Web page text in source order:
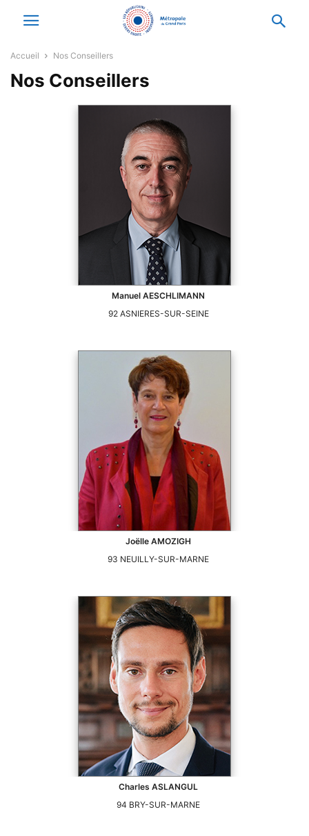
Accueil Nos Conseillers
Nos Conseillers
Manuel AESCHLIMANN
92 ASNIERES-SUR-SEINE
Joëlle AMOZIGH
93 NEUILLY-SUR-MARNE
Charles ASLANGUL
94 BRY-SUR-MARNE